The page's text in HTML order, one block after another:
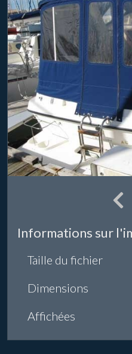
Informations sur
Taille du fichier
Dimensions
Affichées